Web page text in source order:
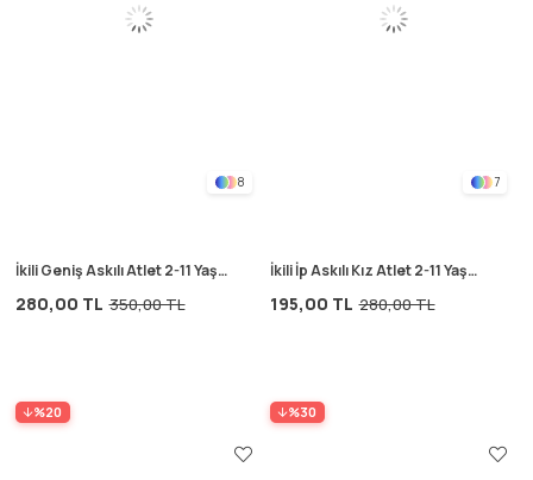
8
İkili Geniş Askılı Atlet 2-11 Yaş
280,00 TL 350,00 TL
%20
7
İkili İp Askılı Kız Atlet 2-11 Yaş
195,00 TL 280,00 TL
%30